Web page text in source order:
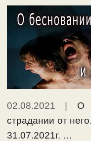
02.08.2021 | О
страдании от
31.07.2021г. …